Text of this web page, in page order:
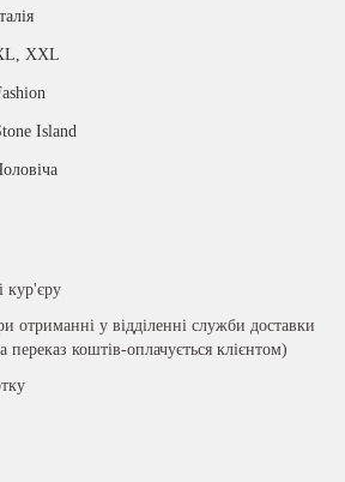
XXL
Island
кур'єру
отриманні у відділенні служби доставки
коштів-оплачується клієнтом)